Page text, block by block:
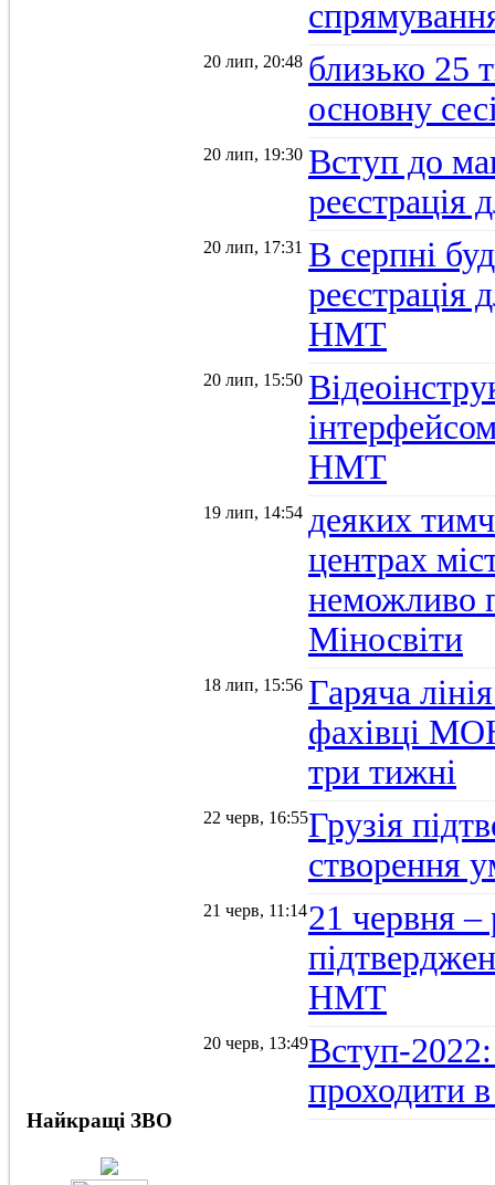
20 лип, 20:48 близько 25
основну
20 лип, 19:30 Вступ до
20 лип, 17:31 В серпні
реєстрація
НМТ
20 лип, 15:50
НМТ
19 лип, 14:54 деяких
центрах
неможливо
Міносвіти
18 лип, 15:56 Гаряча
фахівці
три тижні
22 черв, 16:55Грузія
створення
21 черв, 11:1421 червня –
НМТ
20 черв, 13:49Вступ-
проходити в
Найкращі ЗВО